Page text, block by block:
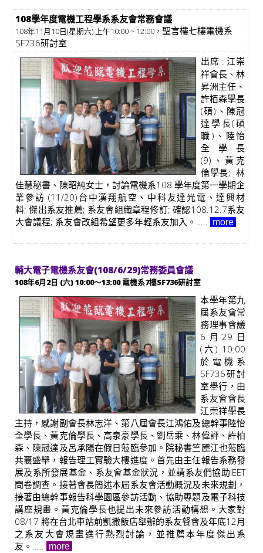
108學年度電機工程學系系友會常務會議
108年11月10日(星期六) 上午10:00 ~ 12:00， 聖言樓七樓電機系
SF736研討室
出席 : 江崇
祥會長、林
昇洲主任、
許栢森學長
(碩)、陳冠
達學長(碩
職)、陸怡
全學長
(9)、黃克
倫學長; 林
佳慧秘書、陳昭純女士，討論電機系108 學年度第一學期企
業參訪 (11/20)台中漢翔航空、中科友達光電、達興材
料; 傑出系友推薦; 系友會組織章程修訂; 確認108.12.7系友
大會議程; 系友會改組希望更多年輕系友加入。..... more
輔大電子電機系友會(108/6/29)常務委員會議
108年6月2日 (六) 10:00～13:00 電機系7樓SF736研討室
本學年第九
屆系友會常
務理事會議
6月29日
(六) 10:00
於電機系
SF736研討
室舉行，由
系友會會長
江崇祥學長
主持，感謝副會長林志洋、第八屆會長江鴻佑及總幹事陸怡
全學長、黃克倫學長、高泉豪學長、劉岳乘、林偉評、許柏
森、陳冠達及呂承陽在假日蒞臨參加。院秘書竺麗江也蒞臨
共襄盛舉，報告理工實驗大樓進度。首先由主任報告系務發
展及系所發展基金、系友會基金狀況，並請系友們協助IEET
問卷調查。接著會長簡述本屆系友會活動概況及未來規劃，
接著由總幹事報告科學園區參訪活動、協助專題及電子科技
講座規畫。黃克倫學長也提出未來參訪活動構想。大家對
08/17 將在台北車站前凱撒飯店舉辦的系友餐會及年底12月
之系友大會規畫進行熱烈討論，並推薦本年度傑出系
友。..... more